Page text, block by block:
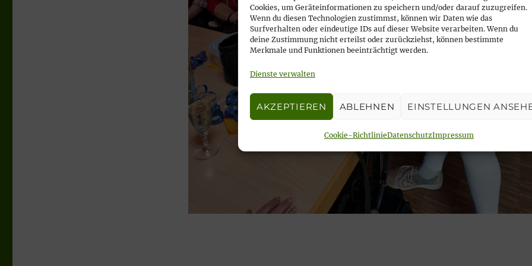
Cookies, um Geräteinformationen zu speichern und/oder darauf zuzugreifen.
Wenn du diesen Technologien zustimmst, können wir Daten wie das
Surfverhalten oder eindeutige IDs auf dieser Website verarbeiten. Wenn du
deine Zustimmung nicht erteilst oder zurückziehst, können bestimmte
Merkmale und Funktionen beeinträchtigt werden.
Dienste verwalten
AKZEPTIEREN ABLEHNEN EINSTELLUNGEN
Cookie-RichtlinieDatenschutzImpressum